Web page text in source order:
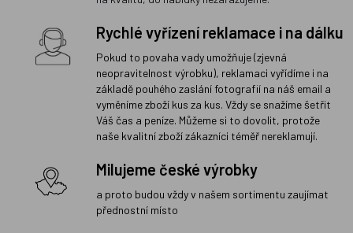
Rychlé vyřízení reklamace i na dálku
Pokud to povaha vady umožňuje (zjevná
neopravitelnost výrobku), reklamaci vyřídíme i na
základě pouhého zaslání fotografií na náš email a
vyměníme zboží kus za kus. Vždy se snažíme šetřit
Váš čas a peníze. Můžeme si to dovolit, protože
naše kvalitní zboží zákazníci téměř nereklamují.
Milujeme české výrobky
a proto budou vždy v našem sortimentu zaujímat
přednostní místo